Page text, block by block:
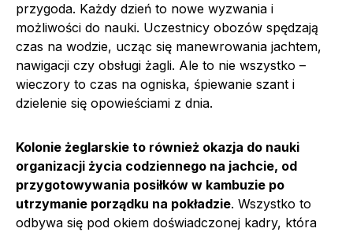
przygoda. Każdy dzień to nowe wyzwania i
możliwości do nauki. Uczestnicy obozów spędzają
czas na wodzie, ucząc się manewrowania jachtem,
nawigacji czy obsługi żagli. Ale to nie wszystko –
wieczory to czas na ogniska, śpiewanie szant i
dzielenie się opowieściami z dnia.
Kolonie żeglarskie to również okazja do nauki
organizacji życia codziennego na jachcie, od
przygotowywania posiłków w kambuzie po
utrzymanie porządku na pokładzie. Wszystko to
odbywa się pod okiem doświadczonej kadry, która